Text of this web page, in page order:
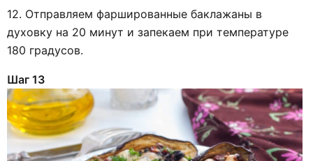
12. Отправляем фаршированные баклажаны в
духовку на 20 минут и запекаем при температуре
180 градусов.
Шаг 13